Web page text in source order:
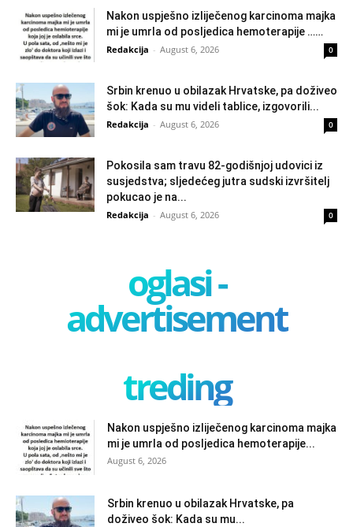
Nakon uspješno izliječenog karcinoma majka
mi je umrla od posljedica hemoterapije ……
Redakcija - August 6, 2026 0
Srbin krenuo u obilazak Hrvatske, pa doživeo
šok: Kada su mu videli tablice, izgovorili...
Redakcija - August 6, 2026 0
Pokosila sam travu 82-godišnjoj udovici iz
susjedstva; sljedećeg jutra sudski izvršitelj
pokucao je na...
Redakcija - August 6, 2026 0
oglasi -
advertisement
treding
Nakon uspješno izliječenog karcinoma majka
mi je umrla od posljedica hemoterapije...
August 6, 2026
Srbin krenuo u obilazak Hrvatske, pa
doživeo šok: Kada su mu...